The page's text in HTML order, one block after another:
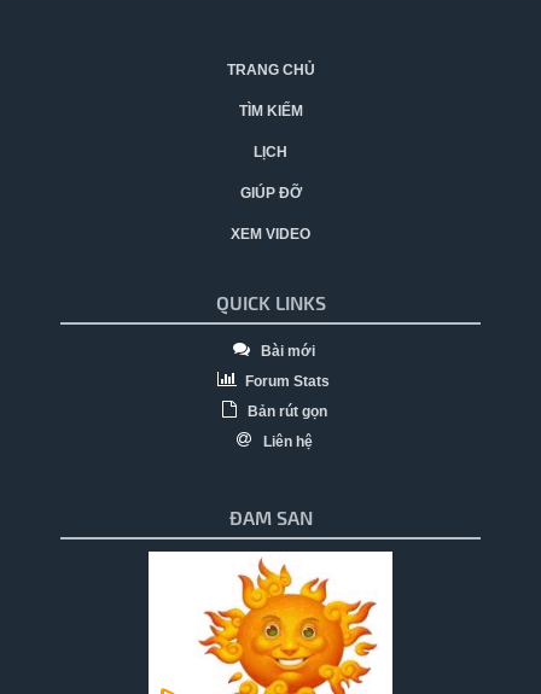
TRANG CHỦ
TÌM KIẾM
LỊCH
GIÚP ĐỠ
XEM VIDEO
QUICK LINKS
Bài mới
Forum Stats
Bản rút gọn
Liên hệ
ĐAM SAN